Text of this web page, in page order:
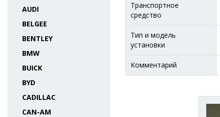
AUDI
BELGEE
BENTLEY
BMW
BUICK
BYD
CADILLAC
CAN-AM
Транспортное
средство
Тип и модель
установки
Комментарий